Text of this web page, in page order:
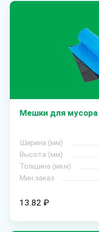
Мешки для
Ширина (мм)
Высота (мм)
Толщина (мкм)
Мин.заказ
13.82 ₽